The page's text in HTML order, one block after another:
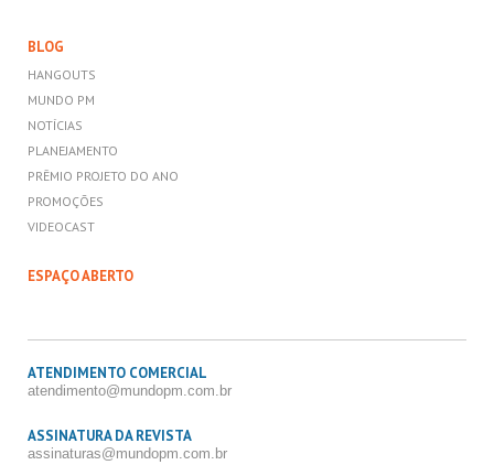
BLOG
HANGOUTS
MUNDO PM
NOTÍCIAS
PLANEJAMENTO
PRÊMIO PROJETO DO ANO
PROMOÇÕES
VIDEOCAST
ESPAÇO ABERTO
ATENDIMENTO COMERCIAL
atendimento@mundopm.com.br
ASSINATURA DA REVISTA
assinaturas@mundopm.com.br